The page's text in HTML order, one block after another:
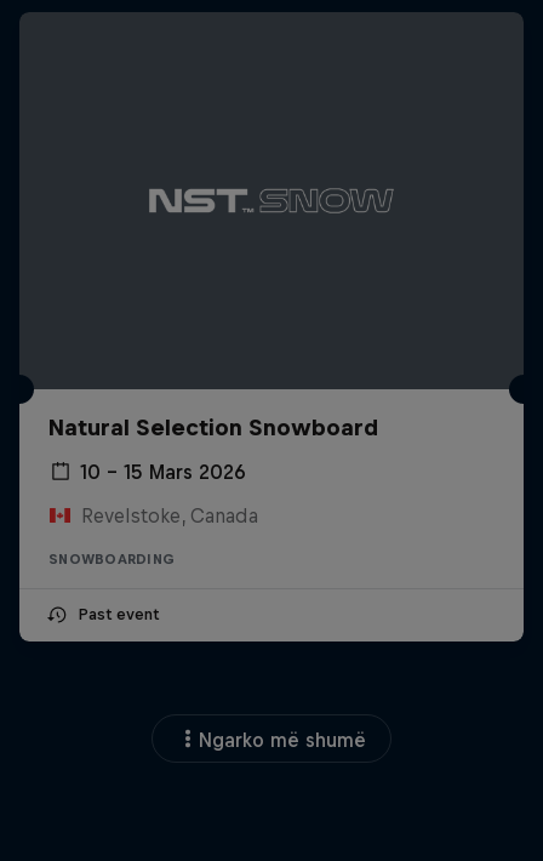
Natural Selection Snowboard
10 – 15 Mars 2026
Revelstoke, Canada
SNOWBOARDING
Past event
Ngarko më shumë